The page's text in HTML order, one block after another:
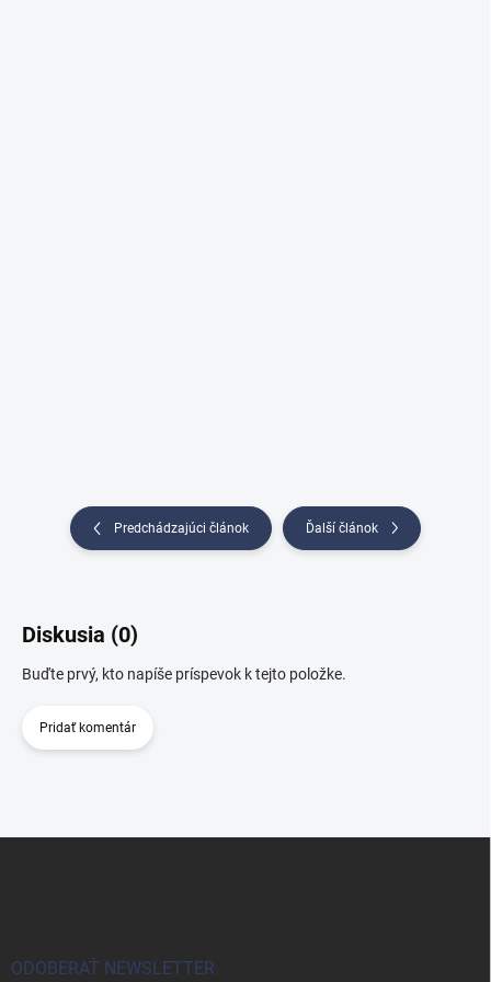
Predchádzajúci článok Ďalší článok
Diskusia (0)
Buďte prvý, kto napíše príspevok k tejto položke.
Pridať komentár
ODOBERAŤ NEWSLETTER